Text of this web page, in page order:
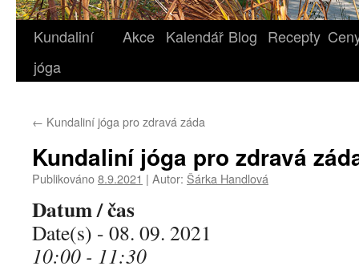
Kundaliní
jóga
Akce Kalendář Blog Recepty
← Kundaliní jóga pro zdravá záda
Kundaliní jóga pro zdravá
Publikováno8.9.2021 | Autor: Šárka Handlová
Datum / čas
Date(s) - 08. 09. 2021
10:00 - 11:30